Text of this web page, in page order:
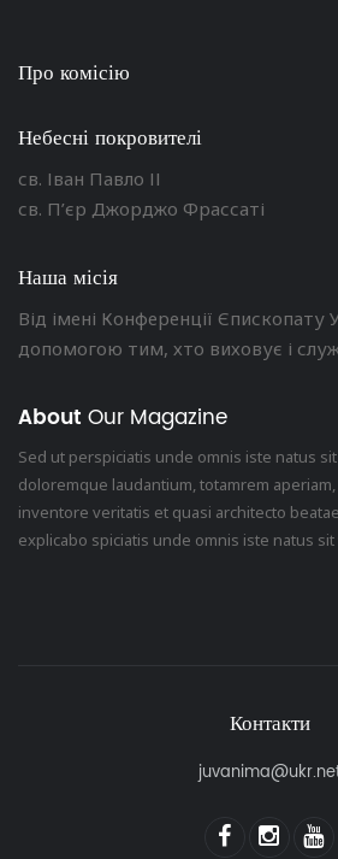
Про комісію
Небесні покровителі
св. Іван Павло ІІ
св. П’єр Джорджо Фрассаті
Наша місія
Від імені Конференції Єпископату
допомогою тим, хто виховує і
About Our Magazine
Sed ut perspiciatis unde omnis iste natus
doloremque laudantium, totamrem
inventore veritatis et quasi architecto
explicabo spiciatis unde omnis iste natus
Контакти